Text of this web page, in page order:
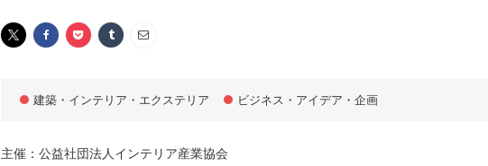
建築・インテリア・エクステリア ビジネス・アイデア・企画
主催：公益社団法人インテリア産業協会